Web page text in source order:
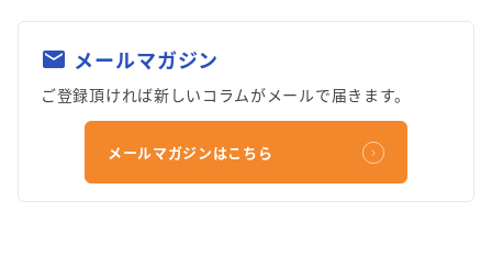
mail メールマガジン
ご登録頂ければ新しいコラムがメールで届きます。
メールマガジンはこちら